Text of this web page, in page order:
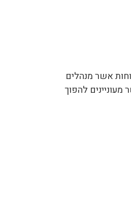
אשר מנהלים
מעוניינים להפוך